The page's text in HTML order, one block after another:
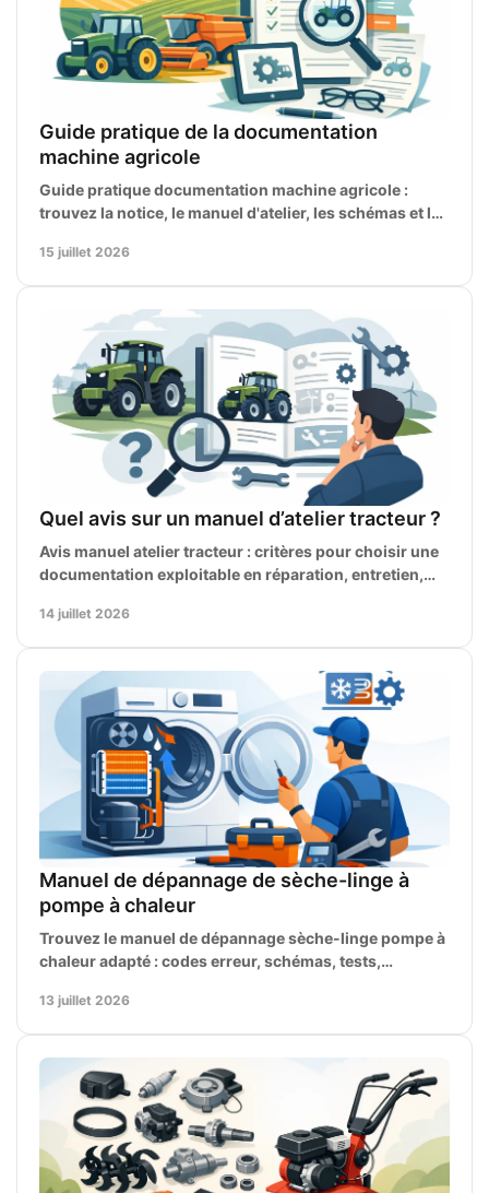
Guide pratique de la documentation
machine agricole
Guide pratique documentation machine agricole :
trouvez la notice, le manuel d'atelier, les schémas et les
15 juillet 2026
Quel avis sur un manuel d’atelier tracteur ?
Avis manuel atelier tracteur : critères pour choisir une
documentation exploitable en réparation, entretien,
14 juillet 2026
Manuel de dépannage de sèche-linge à
pompe à chaleur
Trouvez le manuel de dépannage sèche-linge pompe à
chaleur adapté : codes erreur, schémas, tests,
13 juillet 2026